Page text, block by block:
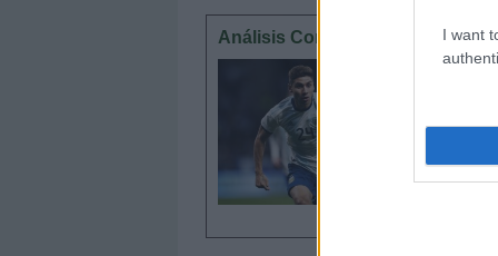
I want
Análisis Comunio: Gonzalo
El